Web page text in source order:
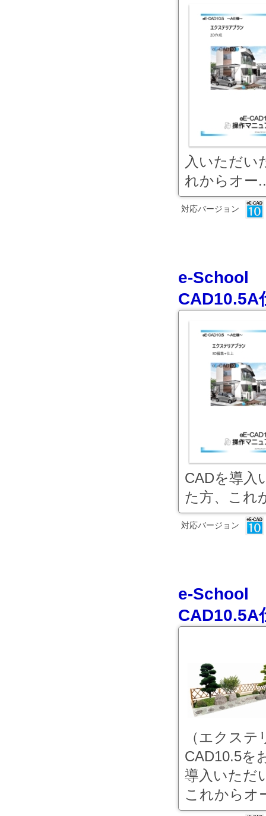
入いただい
れからオー
対応バージョン
e-School
CADを導入
た方、これ
対応バージョン
e-School
CAD10.5A
（エクス
CAD10.5を
導入いただ
これからオ